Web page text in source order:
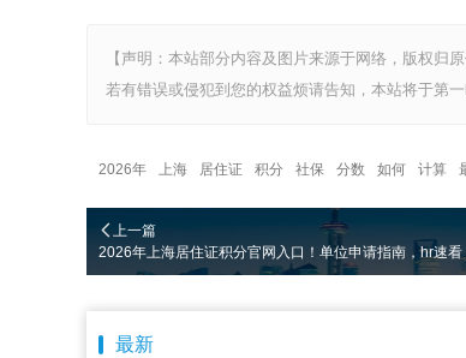
【声明：本站部分内容及图片来源于网络，版权归
若有错误或侵犯到您的权益烦请告知，本站将于第
2026年 上海 居住证 积分 社保 分数 如何 计算
上一篇
2026年上海居住证积分官网入口！单位申请指南，hr速看
最新